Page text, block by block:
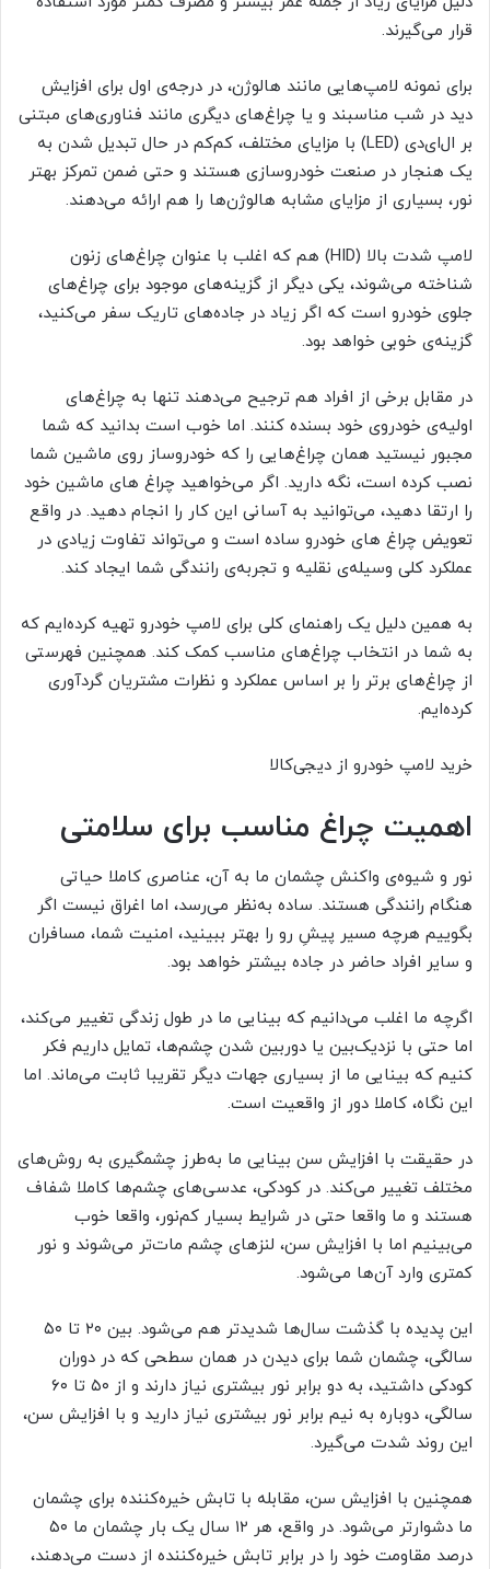
قرار می‌گیرند.
برای نمونه لامپ‌هایی مانند هالوژن، در درجه‌ی اول برای افزایش
دید در شب مناسبند و یا چراغ‌های دیگری مانند فناوری‌های مبتنی
بر ال‌ای‌دی (LED) با مزایای مختلف، کم‌کم در حال تبدیل شدن به
یک هنجار در صنعت خودروسازی هستند و حتی ضمن تمرکز بهتر
نور، بسیاری از مزایای مشابه هالوژن‌ها را هم ارائه می‌دهند.
لامپ شدت بالا (HID) هم که اغلب با عنوان چراغ‌های زنون
شناخته می‌شوند، یکی دیگر از گزینه‌های موجود برای چراغ‌های
جلوی خودرو است که اگر زیاد در جاده‌های تاریک سفر می‌کنید،
گزینه‌ی خوبی خواهد بود.
در مقابل برخی از افراد هم ترجیح می‌دهند تنها به چراغ‌های
اولیه‌ی خودروی خود بسنده کنند. اما خوب است بدانید که شما
مجبور نیستید همان چراغ‌هایی را که خودروساز روی ماشین شما
نصب کرده است، نگه دارید. اگر می‌خواهید چراغ های ماشین خود
را ارتقا دهید، می‌توانید به آسانی این کار را انجام دهید. در واقع
تعویض چراغ های خودرو ساده است و می‌تواند تفاوت زیادی در
عملکرد کلی وسیله‌ی نقلیه و تجربه‌ی رانندگی شما ایجاد کند.
به همین دلیل یک راهنمای کلی برای لامپ خودرو تهیه کرده‌ایم که
به شما در انتخاب چراغ‌های مناسب کمک کند. همچنین فهرستی
از چراغ‌های برتر را بر اساس عملکرد و نظرات مشتریان گردآوری
کرده‌ایم.
خرید لامپ خودرو از دیجی‌کالا
اهمیت چراغ مناسب برای سلامتی
نور و شیوه‌ی واکنش چشمان ما به آن، عناصری کاملا حیاتی
هنگام رانندگی هستند. ساده به‌نظر می‌رسد، اما اغراق نیست اگر
بگوییم هرچه مسیر پیشِ رو را بهتر ببینید، امنیت شما، مسافران
و سایر افراد حاضر در جاده بیشتر خواهد بود.
اگرچه ما اغلب می‌دانیم که بینایی ما در طول زندگی تغییر می‌کند،
اما حتی با نزدیک‌بین یا دوربین شدن چشم‌ها، تمایل داریم فکر
کنیم که بینایی ما از بسیاری جهات دیگر تقریبا ثابت می‌ماند. اما
این نگاه، کاملا دور از واقعیت است.
در حقیقت با افزایش سن بینایی ما به‌طرز چشمگیری به روش‌های
مختلف تغییر می‌کند. در کودکی، عدسی‌های چشم‌ها کاملا شفاف
هستند و ما واقعا حتی در شرایط بسیار کم‌نور، واقعا خوب
می‌بینیم اما با افزایش سن، لنزهای چشم مات‌تر می‌شوند و نور
کمتری وارد آن‌ها می‌شود.
این پدیده با گذشت سال‌ها شدیدتر هم می‌شود. بین ۲۰ تا ۵۰
سالگی، چشمان شما برای دیدن در همان سطحی که در دوران
کودکی داشتید، به دو برابر نور بیشتری نیاز دارند و از ۵۰ تا ۶۰
سالگی، دوباره به نیم برابر نور بیشتری نیاز دارید و با افزایش سن،
این روند شدت می‌گیرد.
همچنین با افزایش سن، مقابله با تابش خیره‌کننده برای چشمان
ما دشوارتر می‌شود. در واقع، هر ۱۲ سال یک بار چشمان ما ۵۰
درصد مقاومت خود را در برابر تابش خیره‌کننده از دست می‌دهند،